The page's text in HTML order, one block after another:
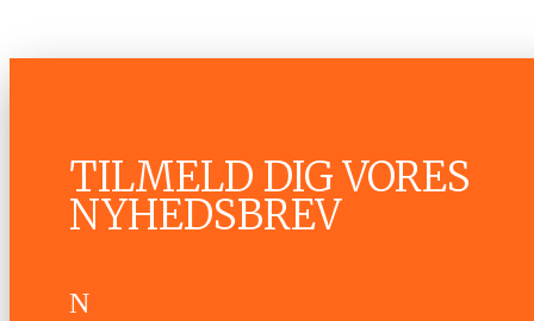
TILMELD DIG VORES
NYHEDSBREV
N